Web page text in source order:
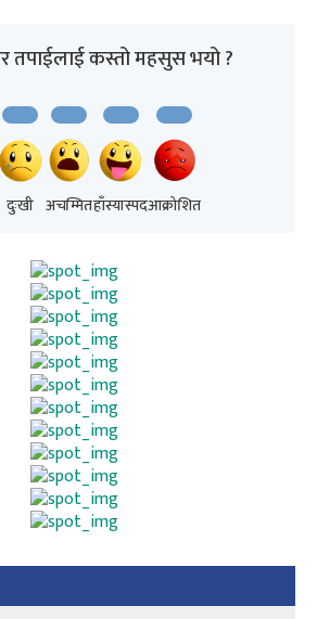
तपाईलाई कस्तो महसुस भयो ?
दुःखी अचम्मितहाँस्यास्पदआक्रोशित